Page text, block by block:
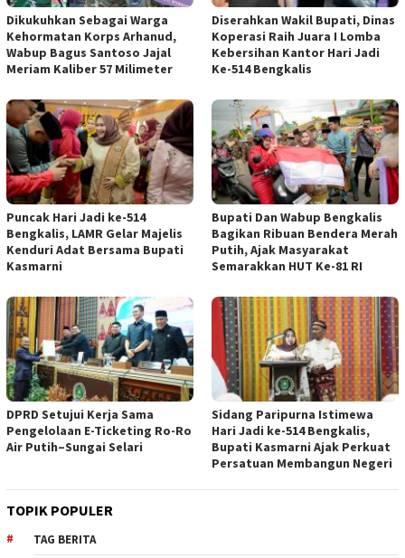
Dikukuhkan Sebagai Warga
Kehormatan Korps Arhanud,
Wabup Bagus Santoso Jajal
Meriam Kaliber 57 Milimeter
Diserahkan Wakil Bupati, Dinas
Koperasi Raih Juara I Lomba
Kebersihan Kantor Hari Jadi
Ke-514 Bengkalis
Puncak Hari Jadi ke-514
Bengkalis, LAMR Gelar Majelis
Kenduri Adat Bersama Bupati
Kasmarni
Bupati Dan Wabup Bengkalis
Bagikan Ribuan Bendera Merah
Putih, Ajak Masyarakat
Semarakkan HUT Ke-81 RI
DPRD Setujui Kerja Sama
Pengelolaan E-Ticketing Ro-Ro
Air Putih–Sungai Selari
Sidang Paripurna Istimewa
Hari Jadi ke-514 Bengkalis,
Bupati Kasmarni Ajak Perkuat
Persatuan Membangun Negeri
TOPIK POPULER
TAG BERITA